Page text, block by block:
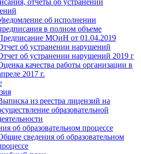
отчеты об устранении
об исполнении
в полном объеме
МОиН от 01.04.2019
об устранении нарушений
об устранении нарушений 2019 г
качества работы организации в
2017 г.
из реестра лицензий на
образовательной
об образовательном процессе
сведения об образовательном